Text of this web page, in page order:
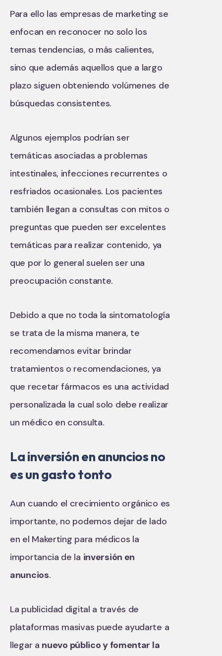
Para ello las empresas de marketing se
enfocan en reconocer no solo los
temas tendencias, o más calientes,
sino que además aquellos que a largo
plazo siguen obteniendo volúmenes de
búsquedas consistentes.
Algunos ejemplos podrían ser
temáticas asociadas a problemas
intestinales, infecciones recurrentes o
resfriados ocasionales. Los pacientes
también llegan a consultas con mitos o
preguntas que pueden ser excelentes
temáticas para realizar contenido, ya
que por lo general suelen ser una
preocupación constante.
Debido a que no toda la sintomatología
se trata de la misma manera, te
recomendamos evitar brindar
tratamientos o recomendaciones, ya
que recetar fármacos es una actividad
personalizada la cual solo debe realizar
un médico en consulta.
La inversión en anuncios no
es un gasto tonto
Aun cuando el crecimiento orgánico es
importante, no podemos dejar de lado
en el Makerting para médicos la
importancia de la inversión en
anuncios.
La publicidad digital a través de
plataformas masivas puede ayudarte a
llegar a nuevo público y fomentar la